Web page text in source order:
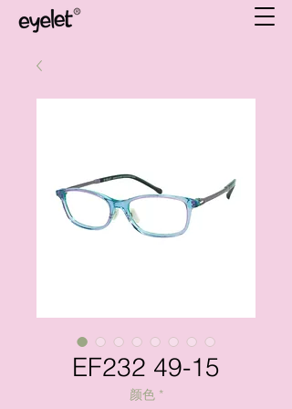
EF232 49-15
颜色 *